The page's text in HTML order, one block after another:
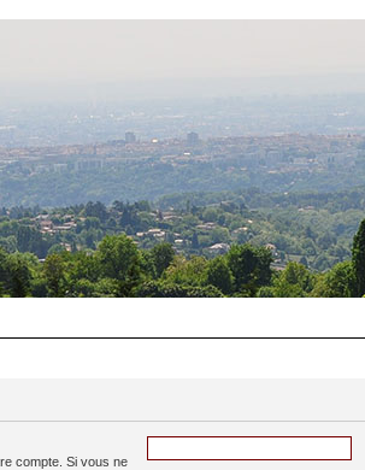
compte. Si vous ne